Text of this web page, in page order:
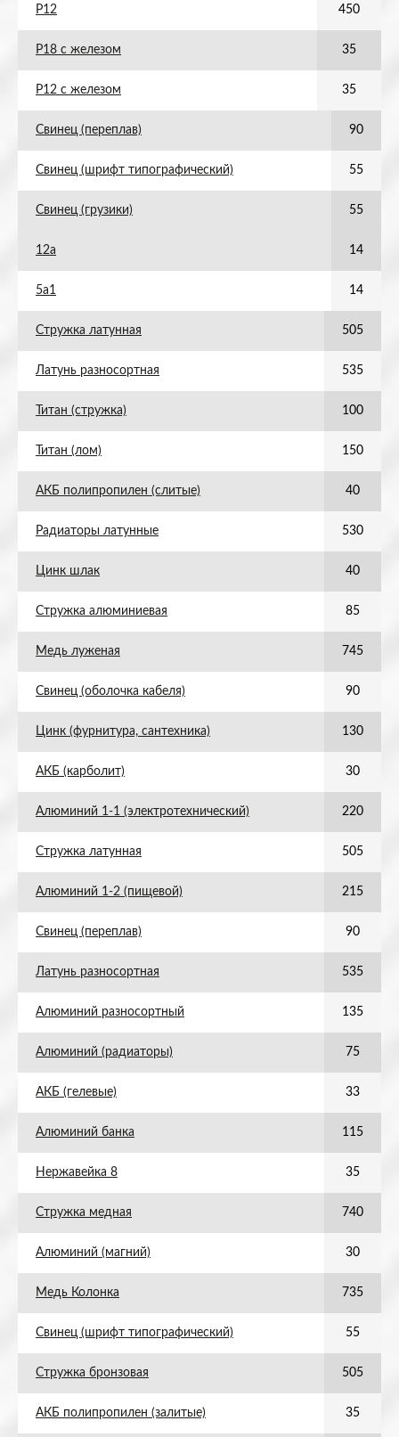
Р12 450
Р18 с железом 35
Р12 с железом 35
Свинец (переплав) 90
Свинец (шрифт типографический) 55
Свинец (грузики) 55
12а 14
5а1 14
Стружка латунная 505
Латунь разносортная 535
Титан (стружка) 100
Титан (лом) 150
АКБ полипропилен (слитые) 40
Радиаторы латунные 530
Цинк шлак 40
Стружка алюминиевая 85
Медь луженая 745
Свинец (оболочка кабеля) 90
Цинк (фурнитура, сантехника) 130
АКБ (карболит) 30
Алюминий 1-1 (электротехнический) 220
Стружка латунная 505
Алюминий 1-2 (пищевой) 215
Свинец (переплав) 90
Латунь разносортная 535
Алюминий разносортный 135
Алюминий (радиаторы) 75
АКБ (гелевые) 33
Алюминий банка 115
Нержавейка 8 35
Стружка медная 740
Алюминий (магний) 30
Медь Колонка 735
Свинец (шрифт типографический) 55
Стружка бронзовая 505
АКБ полипропилен (залитые) 35